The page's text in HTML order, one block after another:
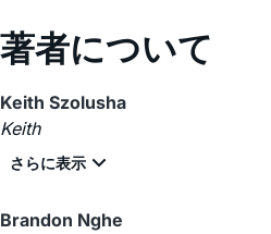
著者について
Keith Szolusha
Keith
Brandon Nghe